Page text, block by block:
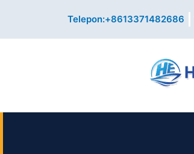
Telepon:+8613371482686